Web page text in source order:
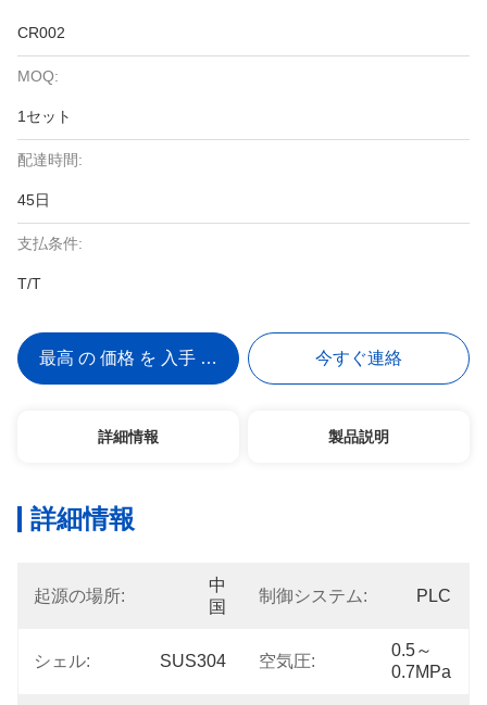
CR002
MOQ:
1セット
配達時間:
45日
支払条件:
T/T
最高 の 価格 を 入手 する 今すぐ連絡
詳細情報 製品説明
詳細情報
起源の場所:
中
国
制御システム: PLC
シェル: SUS304 空気圧:
0.5～
0.7MPa